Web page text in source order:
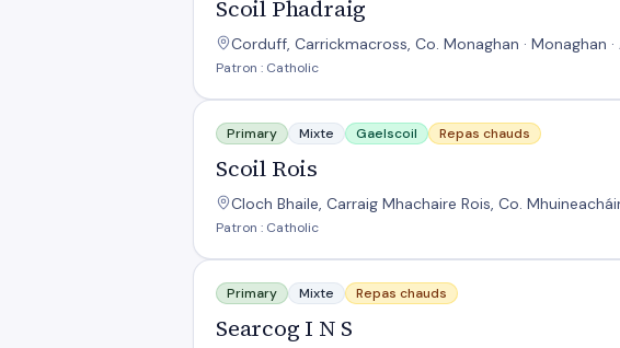
Scoil Phadraig
Corduff, Carrickmacross, Co. Monaghan · Monaghan ·
Patron : Catholic
Scoil Rois
Primary Mixte Gaelscoil Repas chauds
Scoil Rois
Cloch Bhaile, Carraig Mhachaire Rois, Co.
Patron : Catholic
Searcog I N S
Primary Mixte Repas chauds
Searcog I N S